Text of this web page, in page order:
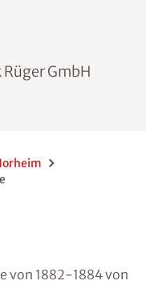
GmbH
von 1882-1884 von